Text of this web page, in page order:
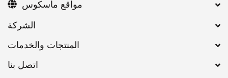
اتصل بنا
مواقع ماسكوس